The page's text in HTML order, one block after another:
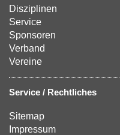
Disziplinen
Service
Sponsoren
Verband
Vereine
Service / Rechtliches
Sitemap
Impressum